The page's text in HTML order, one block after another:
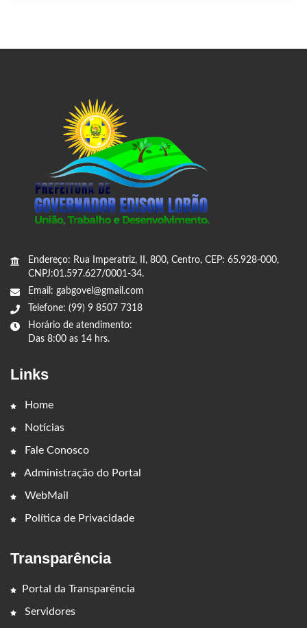
Endereço: Rua Imperatriz, II, 800, Centro, CEP: 65.928-000,
CNPJ:01.597.627/0001-34.
Email: gabgovel@gmail.com
Telefone: (99) 9 8507 7318
Horário de atendimento:
Das 8:00 as 14 hrs.
Links
Home
Notícias
Fale Conosco
Administração do Portal
WebMail
Política de Privacidade
Transparência
Portal da Transparência
Servidores